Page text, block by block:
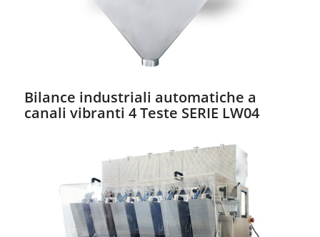
Bilance industriali automatiche a
canali vibranti 4 Teste SERIE LW04